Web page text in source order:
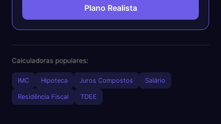
Plano Realista
Calculadoras populares:
IMC Hipoteca Juros Compostos Salário
Residência Fiscal TDEE